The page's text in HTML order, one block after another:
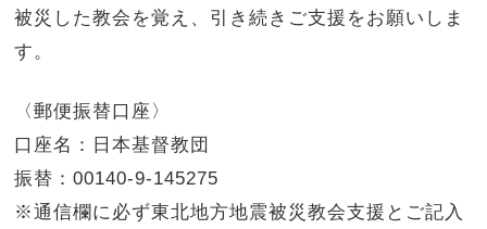
被災した教会を覚え、引き続きご支援をお願いしま
す。
〈郵便振替口座〉
口座名：日本基督教団
振替：00140-9-145275
※通信欄に必ず東北地方地震被災教会支援とご記入